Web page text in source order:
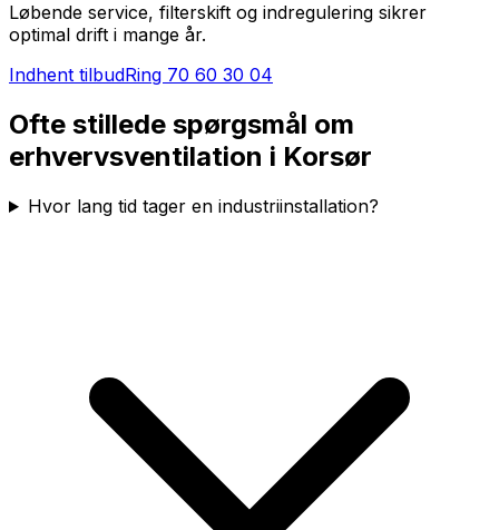
Løbende service, filterskift og indregulering sikrer
optimal drift i mange år.
Indhent tilbudRing 70 60 30 04
Ofte stillede spørgsmål om
erhvervsventilation i Korsør
Hvor lang tid tager en industriinstallation?